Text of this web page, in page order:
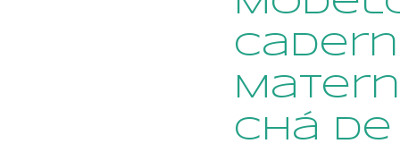
979622774 A capa
temas, e
recorte e colagem
Chá